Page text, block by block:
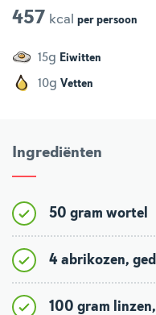
457 kcal per persoon
15g Eiwitten
10g Vetten
Ingrediënten
50 gram wortel
4 abrikozen,
100 gram